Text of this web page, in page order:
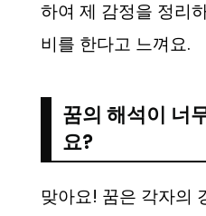
하여 제 감정을 정리
비를 한다고 느껴요.
꿈의 해석이 너
요?
맞아요! 꿈은 각자의